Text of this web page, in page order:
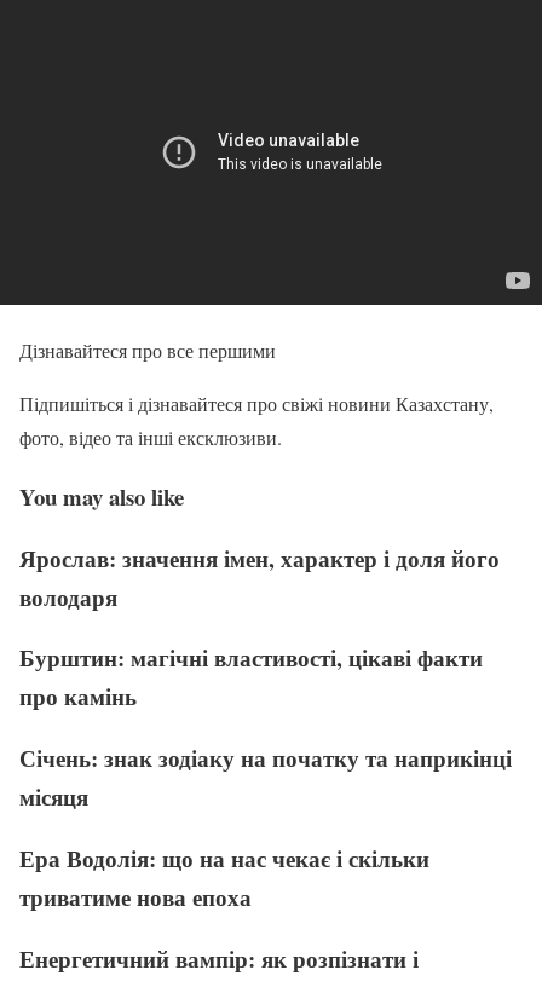
Дізнавайтеся про все першими
Підпишіться і дізнавайтеся про свіжі новини Казахстану,
фото, відео та інші ексклюзиви.
You may also like
Ярослав: значення імен, характер і доля його
володаря
Бурштин: магічні властивості, цікаві факти
про камінь
Січень: знак зодіаку на початку та наприкінці
місяця
Ера Водолія: що на нас чекає і скільки
триватиме нова епоха
Енергетичний вампір: як розпізнати і